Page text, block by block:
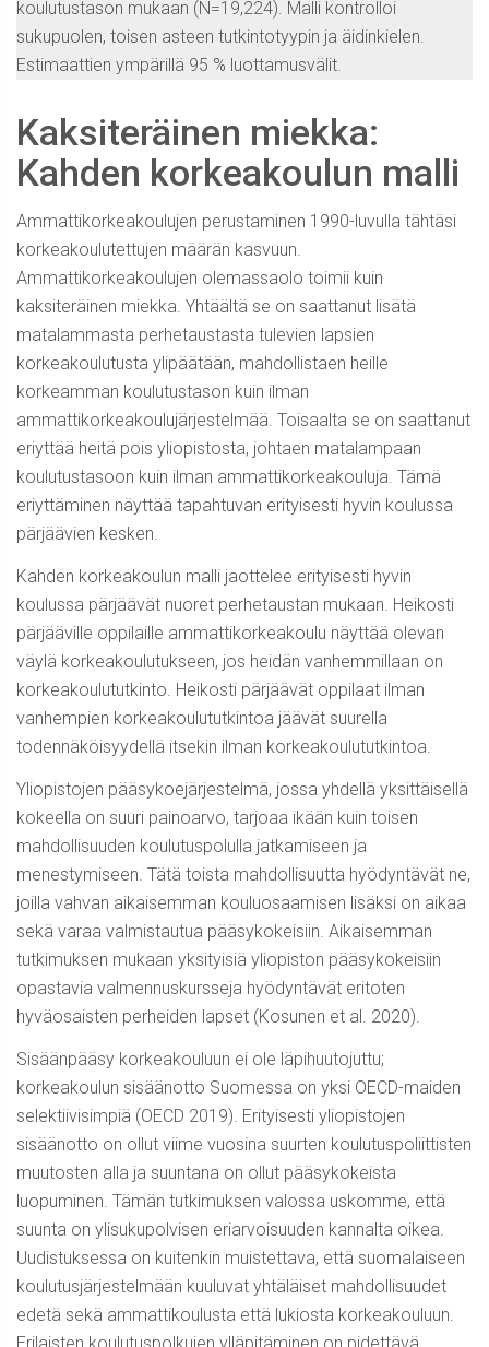
koulutustason mukaan (N=19,224). Malli kontrolloi
sukupuolen, toisen asteen tutkintotyypin ja äidinkielen.
Estimaattien ympärillä 95 % luottamusvälit.
Kaksiteräinen miekka:
Kahden korkeakoulun malli
Ammattikorkeakoulujen perustaminen 1990-luvulla tähtäsi
korkeakoulutettujen määrän kasvuun.
Ammattikorkeakoulujen olemassaolo toimii kuin
kaksiteräinen miekka. Yhtäältä se on saattanut lisätä
matalammasta perhetaustasta tulevien lapsien
korkeakoulutusta ylipäätään, mahdollistaen heille
korkeamman koulutustason kuin ilman
ammattikorkeakoulujärjestelmää. Toisaalta se on saattanut
eriyttää heitä pois yliopistosta, johtaen matalampaan
koulutustasoon kuin ilman ammattikorkeakouluja. Tämä
eriyttäminen näyttää tapahtuvan erityisesti hyvin koulussa
pärjäävien kesken.
Kahden korkeakoulun malli jaottelee erityisesti hyvin
koulussa pärjäävät nuoret perhetaustan mukaan. Heikosti
pärjääville oppilaille ammattikorkeakoulu näyttää olevan
väylä korkeakoulutukseen, jos heidän vanhemmillaan on
korkeakoulututkinto. Heikosti pärjäävät oppilaat ilman
vanhempien korkeakoulututkintoa jäävät suurella
todennäköisyydellä itsekin ilman korkeakoulututkintoa.
Yliopistojen pääsykoejärjestelmä, jossa yhdellä yksittäisellä
kokeella on suuri painoarvo, tarjoaa ikään kuin toisen
mahdollisuuden koulutuspolulla jatkamiseen ja
menestymiseen. Tätä toista mahdollisuutta hyödyntävät ne,
joilla vahvan aikaisemman kouluosaamisen lisäksi on aikaa
sekä varaa valmistautua pääsykokeisiin. Aikaisemman
tutkimuksen mukaan yksityisiä yliopiston pääsykokeisiin
opastavia valmennuskursseja hyödyntävät eritoten
hyväosaisten perheiden lapset (Kosunen et al. 2020).
Sisäänpääsy korkeakouluun ei ole läpihuutojuttu;
korkeakoulun sisäänotto Suomessa on yksi OECD-maiden
selektiivisimpiä (OECD 2019). Erityisesti yliopistojen
sisäänotto on ollut viime vuosina suurten koulutuspoliittisten
muutosten alla ja suuntana on ollut pääsykokeista
luopuminen. Tämän tutkimuksen valossa uskomme, että
suunta on ylisukupolvisen eriarvoisuuden kannalta oikea.
Uudistuksessa on kuitenkin muistettava, että suomalaiseen
koulutusjärjestelmään kuuluvat yhtäläiset mahdollisuudet
edetä sekä ammattikoulusta että lukiosta korkeakouluun.
Erilaisten koulutuspolkujen ylläpitäminen on pidettävä